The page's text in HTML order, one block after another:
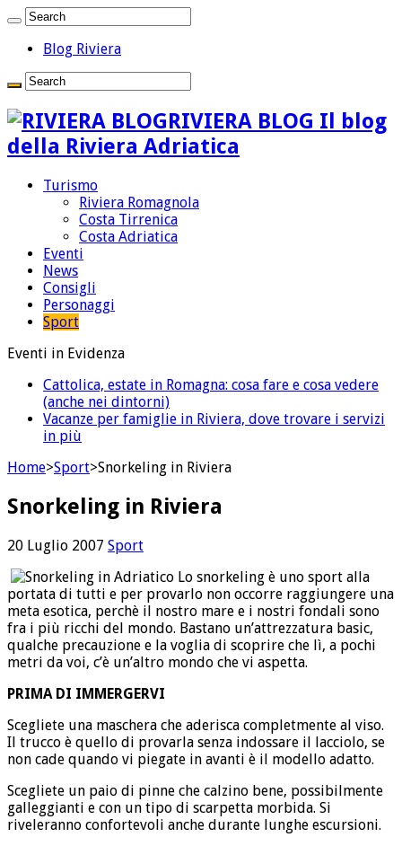
Blog Riviera
RIVIERA BLOG Il blog
della Riviera Adriatica
Turismo
Riviera Romagnola
Costa Tirrenica
Costa Adriatica
Eventi
News
Consigli
Personaggi
Sport
Eventi in Evidenza
Cattolica, estate in Romagna: cosa fare e cosa vedere
(anche nei dintorni)
Vacanze per famiglie in Riviera, dove trovare i servizi
in più
Home>Sport>Snorkeling in Riviera
Snorkeling in Riviera
20 Luglio 2007 Sport
Lo snorkeling è uno sport alla
portata di tutti e per provarlo non occorre raggiungere una
meta esotica, perchè il nostro mare e i nostri fondali sono
fra i più ricchi del mondo. Bastano un’attrezzatura basic,
qualche precauzione e la voglia di scoprire che lì, a pochi
metri da voi, c’è un’altro mondo che vi aspetta.
PRIMA DI IMMERGERVI
Scegliete una maschera che aderisca completmente al viso.
Il trucco è quello di provarla senza indossare il lacciolo, se
non cade quando vi piegate in avanti è il modello adatto.
Scegliete un paio di pinne che calzino bene, possibilmente
galleggianti e con un tipo di scarpetta morbida. Si
riveleranno confortevoli anche durante lunghe escursioni.